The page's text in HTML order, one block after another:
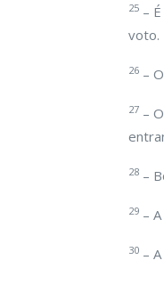
25 –
voto.
26 –
27 –
28 –
29 –
30 –